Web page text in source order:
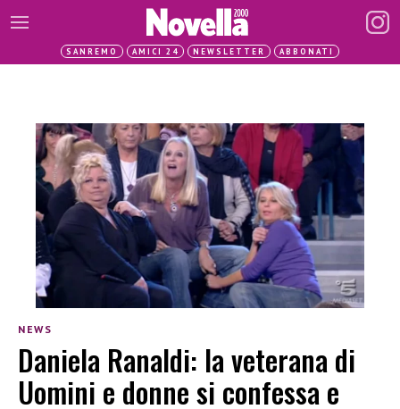
SANREMO AMICI 24 NEWSLETTER ABBONATI
NEWS
Daniela Ranaldi: la veterana di
Uomini e donne si confessa e